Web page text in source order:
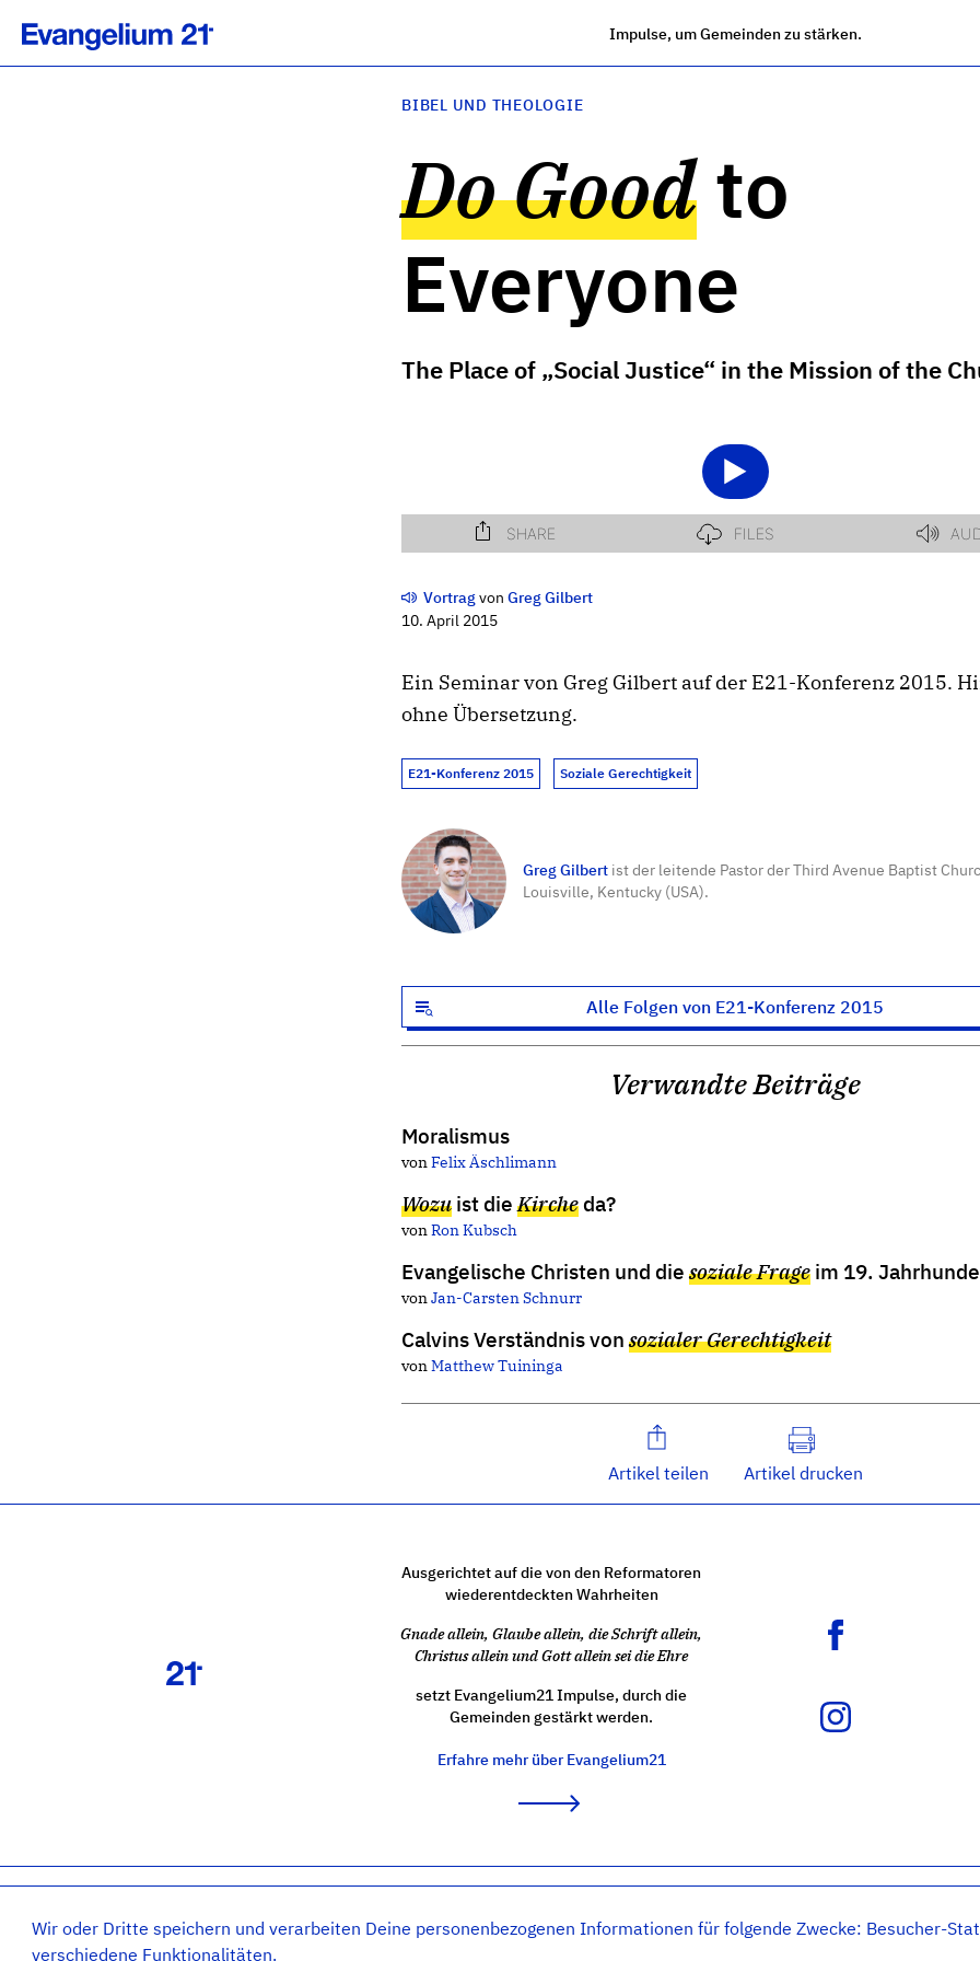
Impulse, um Gemeinden zu stärken.
BIBEL UND THEOLOGIE
Do Goodto
Everyone
The Place of „Social Justice“ in the Mission of the
VortragvonGreg Gilbert
10. April 2015
Ein Seminar von Greg Gilbert auf der E21-Konferenz 2015.
ohne Übersetzung.
E21-Konferenz 2015 Soziale Gerechtigkeit
Greg Gilbert ist der leitende Pastor der Third Avenue Baptist
Louisville, Kentucky (USA).
Alle Folgen von E21-Konferenz 2015
Verwandte Beiträge
Moralismus
vonFelix Äschlimann
Wozu ist dieKirche da?
vonRon Kubsch
Evangelische Christen und diesoziale Frage im 19.
vonJan-Carsten Schnurr
Calvins Verständnis vonsozialer Gerechtigkeit
vonMatthew Tuininga
Artikel teilen Artikel drucken
Ausgerichtet auf die von den Reformatoren
wiederentdeckten Wahrheiten
Gnade allein, Glaube allein, die Schrift allein,
Christus allein und Gott allein sei die Ehre
setzt Evangelium21 Impulse, durch die
Gemeinden gestärkt werden.
Erfahre mehr über Evangelium21
Impressum Datenschutz Datenschutz-Einstellungen AGB Kontakt
Wir oder Dritte speichern und verarbeiten Deine personenbezogenen Informationen für folgende Zwecke: Besucher-
verschiedene Funktionalitäten.